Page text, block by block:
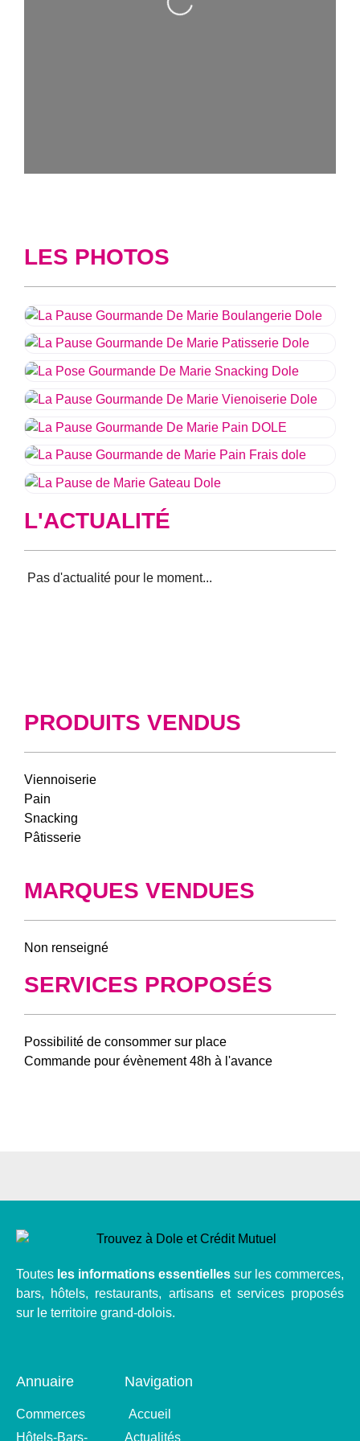
Loading...
LES PHOTOS
L'ACTUALITÉ
PRODUITS VENDUS
Viennoiserie
Pain
Snacking
Pâtisserie
MARQUES VENDUES
Non renseigné
SERVICES PROPOSÉS
Possibilité de consommer sur place
Commande pour évènement 48h à l'avance
Toutes les informations essentielles sur les commerces,
bars, hôtels, restaurants, artisans et services proposés
sur le territoire grand-dolois.
Annuaire
Commerces
Hôtels-Bars-
Navigation
Accueil
Actualités